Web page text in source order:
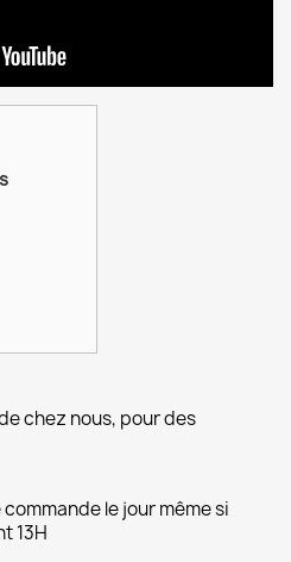
chez nous, pour des
le jour même si
13H